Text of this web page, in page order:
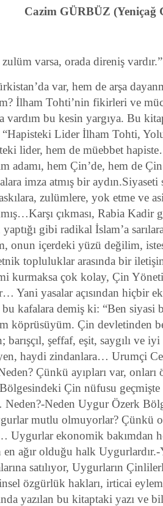
(Yeniçağ
varsa, orada direniş vardır.”
var, hem de arşa
İlham Tohti’nin fikirleri ve
bu kesin yargıya. Bu
“Hapisteki Lider İlham Tohti,
lider, hem de müebbet
adamı, hem Çin’de, hem de Çin
imza atmış bir
zulümlere, yok etme ve
çıkması, Rabia Kadir
gibi radikal İslam’a
onun içerdeki yüzü değilim,
topluluklar arasında bir
kurmaksa çok kolay, Çin
Yani yasalar açısından hiçbir
kafalara demiş ki: “Ben
köprüsüyüm. Çin devletinden
barışçıl, şeffaf, eşit, saygılı ve
haydi zindanlara… Urumçi
Çünkü ayıpları var,
Çin nüfusu
Neden Uygur Özerk
mutlu olmuyorlar? Çünkü
Uygurlar ekonomik bakımdan
ağır olduğu halk
satılıyor, Uygurların
özgürlük hakları, irticai
yazılan bu kitaptaki yazı ve